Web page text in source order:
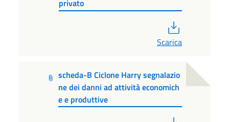
privato
Scarica
scheda-B Ciclone Harry segnalazio
ne dei danni ad attività economich
e e produttive